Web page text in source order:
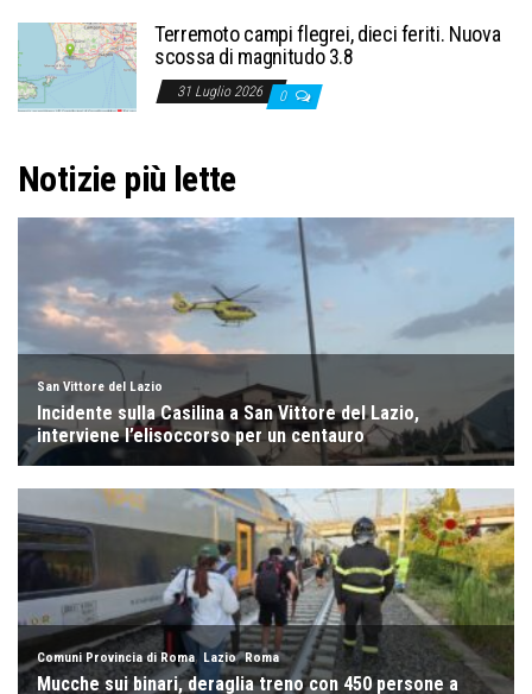
Terremoto campi flegrei, dieci feriti. Nuova
scossa di magnitudo 3.8
31 Luglio 2026 0
Notizie più lette